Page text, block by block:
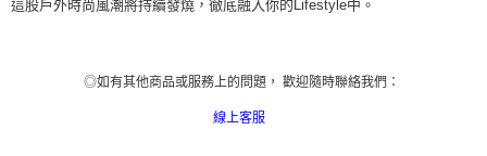
這股戶外時尚風潮將持續發燒，徹底融入你的 Lifestyle中 。
◎如有其他商品或服務上的問題， 歡迎隨時聯絡我們：
線上客服